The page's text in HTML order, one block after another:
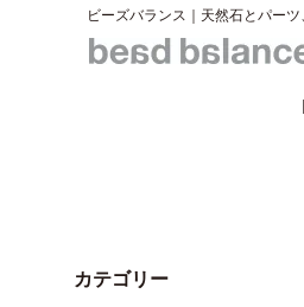
ビーズバランス｜天然石とパー
カテゴリー